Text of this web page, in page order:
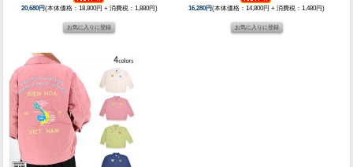
20,680円(本体価格：18,800円 + 消費税：1,880円) 16,280円(本体価格：14,800円 + 消費税：1,480円)